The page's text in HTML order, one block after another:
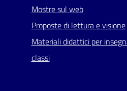
Mostre sul web
Proposte di lettura e visione
Materiali didattici per
classi